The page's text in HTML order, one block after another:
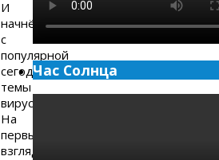
И
начнём
с
популярной
сегодня
темы
вирусов.
На
первый
взгляд,
Час Солнца